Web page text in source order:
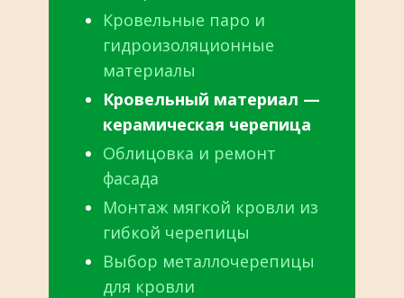
Кровельные паро и
гидроизоляционные
материалы
Кровельный материал —
керамическая черепица
Облицовка и ремонт
фасада
Монтаж мягкой кровли из
гибкой черепицы
Выбор металлочерепицы
для кровли